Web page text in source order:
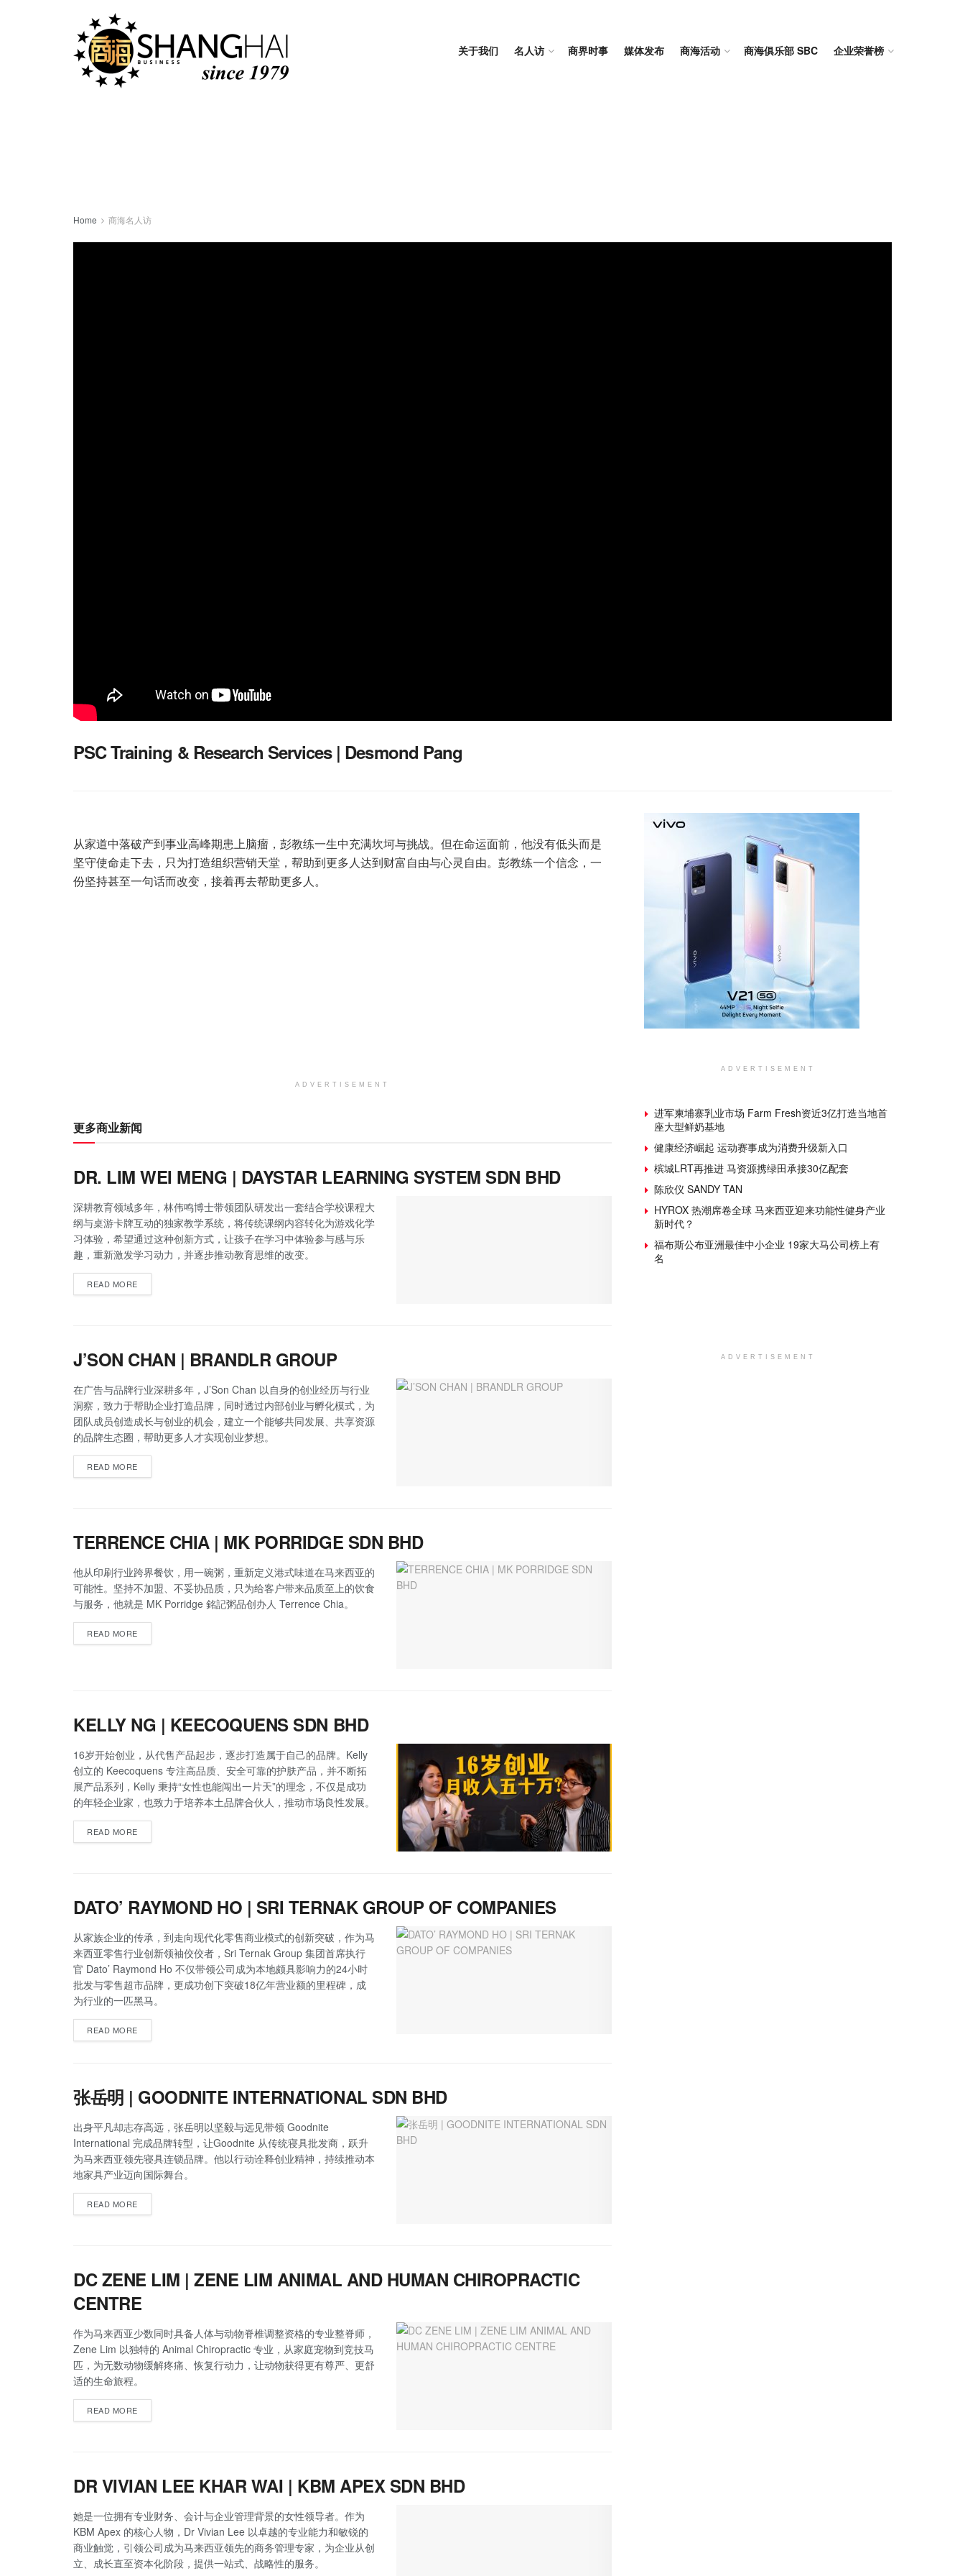
关于我们 名人访 商界时事 媒体发布 商海活动 商海俱乐部 SBC 企业荣誉榜
Home 商海名人访
PSC Training & Research Services | Desmond Pang
从家道中落破产到事业高峰期患上脑瘤，彭教练一生中充满坎坷与挑战。但在命运面前，他没有低头而是
坚守使命走下去，只为打造组织营销天堂，帮助到更多人达到财富自由与心灵自由。彭教练一个信念，一
份坚持甚至一句话而改变，接着再去帮助更多人。
ADVERTISEMENT
更多商业新闻
DR. LIM WEI MENG | DAYSTAR LEARNING SYSTEM SDN BHD
深耕教育领域多年，林伟鸣博士带领团队研发出一套结合学校课程大
纲与桌游卡牌互动的独家教学系统，将传统课纲内容转化为游戏化学
习体验，希望通过这种创新方式，让孩子在学习中体验参与感与乐
趣，重新激发学习动力，并逐步推动教育思维的改变。
READ MORE
J’SON CHAN | BRANDLR GROUP
在广告与品牌行业深耕多年，J’Son Chan 以自身的创业经历与行业
洞察，致力于帮助企业打造品牌，同时透过内部创业与孵化模式，为
团队成员创造成长与创业的机会，建立一个能够共同发展、共享资源
的品牌生态圈，帮助更多人才实现创业梦想。
READ MORE
TERRENCE CHIA | MK PORRIDGE SDN BHD
他从印刷行业跨界餐饮，用一碗粥，重新定义港式味道在马来西亚的
可能性。坚持不加盟、不妥协品质，只为给客户带来品质至上的饮食
与服务，他就是 MK Porridge 銘記粥品创办人 Terrence Chia。
READ MORE
KELLY NG | KEECOQUENS SDN BHD
16岁开始创业，从代售产品起步，逐步打造属于自己的品牌。Kelly
创立的 Keecoquens 专注高品质、安全可靠的护肤产品，并不断拓
展产品系列，Kelly 秉持“女性也能闯出一片天”的理念，不仅是成功
的年轻企业家，也致力于培养本土品牌合伙人，推动市场良性发展。
READ MORE
DATO’ RAYMOND HO | SRI TERNAK GROUP OF COMPANIES
从家族企业的传承，到走向现代化零售商业模式的创新突破，作为马
来西亚零售行业创新领袖佼佼者，Sri Ternak Group 集团首席执行
官 Dato’ Raymond Ho 不仅带领公司成为本地颇具影响力的24小时
批发与零售超市品牌，更成功创下突破18亿年营业额的里程碑，成
为行业的一匹黑马。
READ MORE
张岳明 | GOODNITE INTERNATIONAL SDN BHD
出身平凡却志存高远，张岳明以坚毅与远见带领 Goodnite
International 完成品牌转型，让Goodnite 从传统寝具批发商，跃升
为马来西亚领先寝具连锁品牌。他以行动诠释创业精神，持续推动本
地家具产业迈向国际舞台。
READ MORE
DC ZENE LIM | ZENE LIM ANIMAL AND HUMAN CHIROPRACTIC
CENTRE
作为马来西亚少数同时具备人体与动物脊椎调整资格的专业整脊师，
Zene Lim 以独特的 Animal Chiropractic 专业，从家庭宠物到竞技马
匹，为无数动物缓解疼痛、恢复行动力，让动物获得更有尊严、更舒
适的生命旅程。
READ MORE
DR VIVIAN LEE KHAR WAI | KBM APEX SDN BHD
她是一位拥有专业财务、会计与企业管理背景的女性领导者。作为
KBM Apex 的核心人物，Dr Vivian Lee 以卓越的专业能力和敏锐的
商业触觉，引领公司成为马来西亚领先的商务管理专家，为企业从创
立、成长直至资本化阶段，提供一站式、战略性的服务。
ADVERTISEMENT
进军柬埔寨乳业市场 Farm Fresh资近3亿打造当地首
座大型鲜奶基地
健康经济崛起 运动赛事成为消费升级新入口
槟城LRT再推进 马资源携绿田承接30亿配套
陈欣仪 SANDY TAN
HYROX 热潮席卷全球 马来西亚迎来功能性健身产业
新时代？
福布斯公布亚洲最佳中小企业 19家大马公司榜上有
名
ADVERTISEMENT